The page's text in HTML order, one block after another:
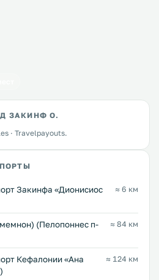
ЗАКИНФ О.
· Travelpayouts.
Закинфа «Дионисиос
≈ 6 км
(Пелопоннес п-
≈ 84 км
Кефалонии «Ана
≈ 124 км